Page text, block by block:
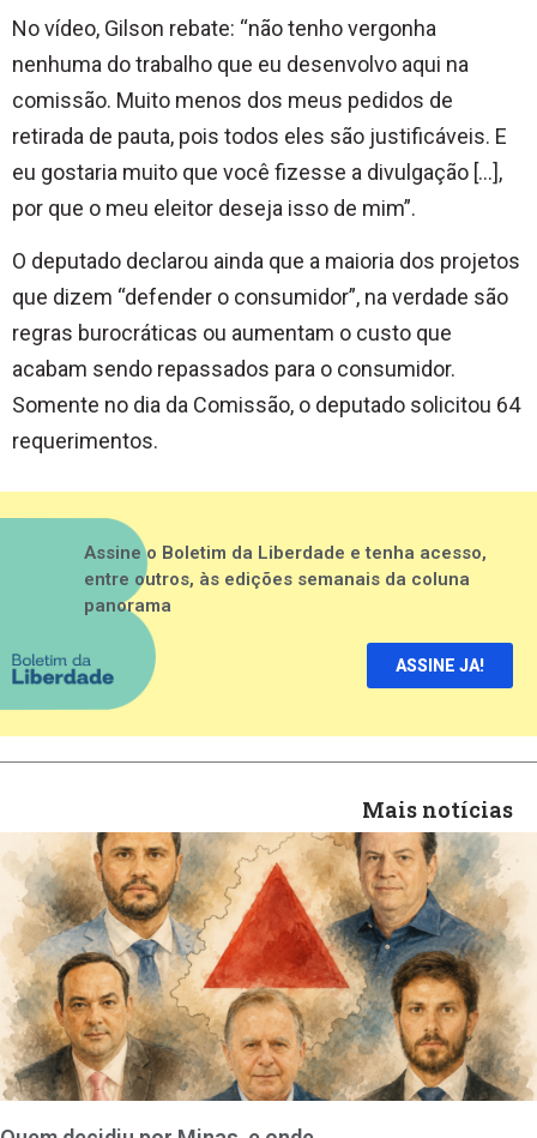
No vídeo, Gilson rebate: “não tenho vergonha
nenhuma do trabalho que eu desenvolvo aqui na
comissão. Muito menos dos meus pedidos de
retirada de pauta, pois todos eles são justificáveis. E
eu gostaria muito que você fizesse a divulgação […],
por que o meu eleitor deseja isso de mim”.
O deputado declarou ainda que a maioria dos projetos
que dizem “defender o consumidor”, na verdade são
regras burocráticas ou aumentam o custo que
acabam sendo repassados para o consumidor.
Somente no dia da Comissão, o deputado solicitou 64
requerimentos.
Assine o Boletim da Liberdade e tenha acesso,
entre outros, às edições semanais da coluna
panorama
ASSINE JA!
Mais notícias